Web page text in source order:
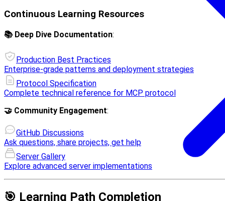
Continuous Learning Resources
📚 Deep Dive Documentation:
Production Best Practices
Enterprise-grade patterns and deployment strategies
Protocol Specification
Complete technical reference for MCP protocol
🤝 Community Engagement:
GitHub Discussions
Ask questions, share projects, get help
Server Gallery
Explore advanced server implementations
🎯 Learning Path Completion